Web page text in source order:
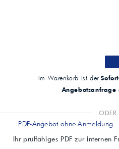
Im Warenkorb ist der
Angebotsanfrage
ODER
PDF-Angebot ohne Anmeldung
Ihr prüffähiges PDF zur internen